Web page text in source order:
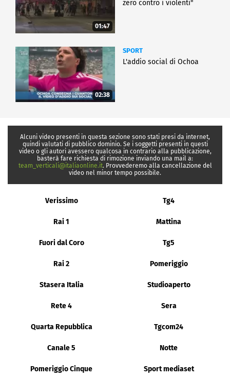
01:47
zero contro i violenti"
02:38
SPORT
L'addio social di Ochoa
Alcuni video presenti in questa sezione sono stati presi da internet,
quindi valutati di pubblico dominio. Se i soggetti presenti in questi
video o gli autori avessero qualcosa in contrario alla pubblicazione,
basterà fare richiesta di rimozione inviando una mail a:
team_verticali@italiaonline.it. Provvederemo alla cancellazione del
video nel minor tempo possibile.
Verissimo Tg4
Rai 1 Mattina
Fuori dal Coro Tg5
Rai 2 Pomeriggio
Stasera Italia Studioaperto
Rete 4 Sera
Quarta Repubblica Tgcom24
Canale 5 Notte
Pomeriggio Cinque Sport mediaset